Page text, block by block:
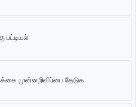
பட்டியல்
முன்னறிவிப்பை தேடுக